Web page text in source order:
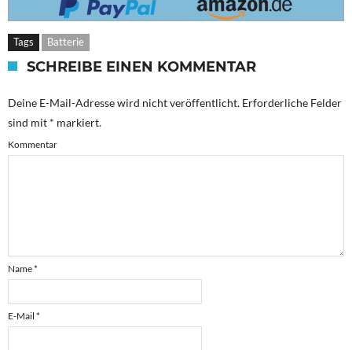
Tags Batterie
SCHREIBE EINEN KOMMENTAR
Deine E-Mail-Adresse wird nicht veröffentlicht. Erforderliche Felder
sind mit * markiert.
Kommentar
Name*
E-Mail *